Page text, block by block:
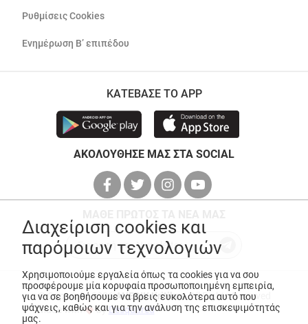
Ρυθμίσεις Cookies
Ενημέρωση Β’ επιπέδου
ΚΑΤΕΒΑΣΕ ΤΟ APP
ΑΚΟΛΟΥΘΗΣΕ ΜΑΣ ΣΤΑ SOCIAL
© Copyright 2026ANEDIK Kritikos. All Rights Reserved
Made with
byDesquared
Διαχείριση cookies και
παρόμοιων τεχνολογιών
Χρησιμοποιούμε εργαλεία όπως τα cookies για να σου
προσφέρουμε μία κορυφαία προσωποποιημένη εμπειρία,
για να σε βοηθήσουμε να βρεις ευκολότερα αυτό που
ψάχνεις, καθώς και για την ανάλυση της επισκεψιμότητάς
μας.